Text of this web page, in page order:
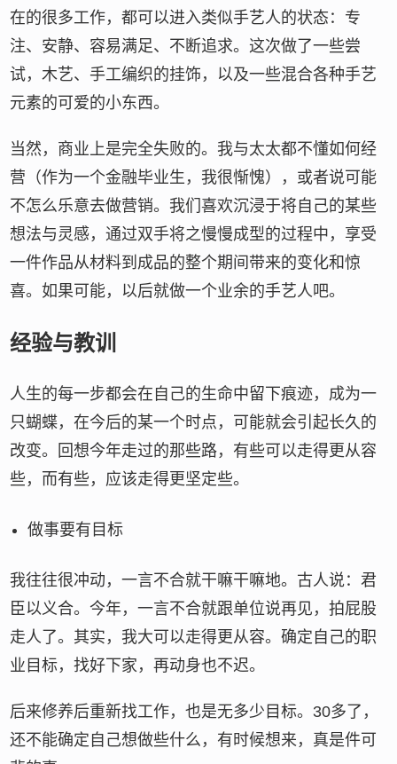
在的很多工作，都可以进入类似手艺人的状态：专
注、安静、容易满足、不断追求。这次做了一些尝
试，木艺、手工编织的挂饰，以及一些混合各种手艺
元素的可爱的小东西。
当然，商业上是完全失败的。我与太太都不懂如何经
营（作为一个金融毕业生，我很惭愧），或者说可能
不怎么乐意去做营销。我们喜欢沉浸于将自己的某些
想法与灵感，通过双手将之慢慢成型的过程中，享受
一件作品从材料到成品的整个期间带来的变化和惊
喜。如果可能，以后就做一个业余的手艺人吧。
经验与教训
人生的每一步都会在自己的生命中留下痕迹，成为一
只蝴蝶，在今后的某一个时点，可能就会引起长久的
改变。回想今年走过的那些路，有些可以走得更从容
些，而有些，应该走得更坚定些。
做事要有目标
我往往很冲动，一言不合就干嘛干嘛地。古人说：君
臣以义合。今年，一言不合就跟单位说再见，拍屁股
走人了。其实，我大可以走得更从容。确定自己的职
业目标，找好下家，再动身也不迟。
后来修养后重新找工作，也是无多少目标。30多了，
还不能确定自己想做些什么，有时候想来，真是件可